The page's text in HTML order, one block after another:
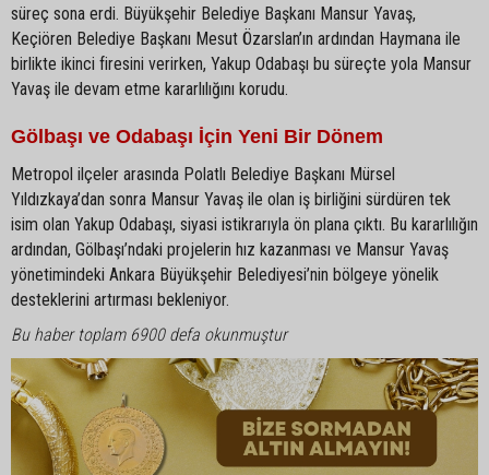
süreç sona erdi. Büyükşehir Belediye Başkanı Mansur Yavaş,
Keçiören Belediye Başkanı Mesut Özarslan’ın ardından Haymana ile
birlikte ikinci firesini verirken, Yakup Odabaşı bu süreçte yola Mansur
Yavaş ile devam etme kararlılığını korudu.
Gölbaşı ve Odabaşı İçin Yeni Bir Dönem
Metropol ilçeler arasında Polatlı Belediye Başkanı Mürsel
Yıldızkaya’dan sonra Mansur Yavaş ile olan iş birliğini sürdüren tek
isim olan Yakup Odabaşı, siyasi istikrarıyla ön plana çıktı. Bu kararlılığın
ardından, Gölbaşı’ndaki projelerin hız kazanması ve Mansur Yavaş
yönetimindeki Ankara Büyükşehir Belediyesi’nin bölgeye yönelik
desteklerini artırması bekleniyor.
Bu haber toplam 6900 defa okunmuştur